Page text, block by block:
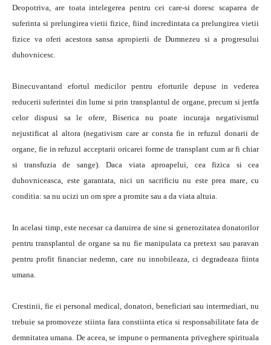
Deopotriva, are toata intelegerea pentru cei care-si doresc scaparea de
suferinta si prelungirea vietii fizice, fiind incredintata ca prelungirea vietii
fizice va oferi acestora sansa apropierii de Dumnezeu si a progresului
duhovnicesc.
Binecuvantand efortul medicilor pentru eforturile depuse in vederea
reducerii suferintei din lume si prin transplantul de organe, precum si jertfa
celor dispusi sa le ofere, Biserica nu poate incuraja negativismul
nejustificat al altora (negativism care ar consta fie in refuzul donarii de
organe, fie in refuzul acceptarii oricarei forme de transplant cum ar fi chiar
si transfuzia de sange). Daca viata aproapelui, cea fizica si cea
duhovniceasca, este garantata, nici un sacrificiu nu este prea mare, cu
conditia: sa nu ucizi un om spre a promite sau a da viata altuia.
In acelasi timp, este necesar ca daruirea de sine si generozitatea donatorilor
pentru transplantul de organe sa nu fie manipulata ca pretext sau paravan
pentru profit financiar nedemn, care nu innobileaza, ci degradeaza fiinta
umana.
Crestinii, fie ei personal medical, donatori, beneficiari sau intermediari, nu
trebuie sa promoveze stiinta fara constiinta etica si responsabilitate fata de
demnitatea umana. De aceea, se impune o permanenta priveghere spirituala